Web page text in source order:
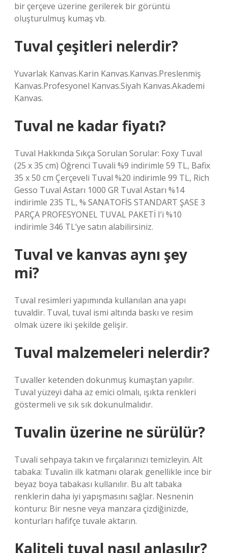
bir çerçeve üzerine gerilerek bir görüntü
oluşturulmuş kumaş vb.
Tuval çeşitleri nelerdir?
Yuvarlak Kanvas.Karin Kanvas.Kanvas.Preslenmiş
Kanvas.Profesyonel Kanvas.Siyah Kanvas.Akademi
Kanvas.
Tuval ne kadar fiyatı?
Tuval Hakkında Sıkça Sorulan Sorular: Foxy Tuval
(25 x 35 cm) Öğrenci Tuvali %9 indirimle 59 TL, Bafix
35 x 50 cm Çerçeveli Tuval %20 indirimle 99 TL, Rich
Gesso Tuval Astarı 1000 GR Tuval Astarı %14
indirimle 235 TL, % SANATOFİS STANDART ŞASE 3
PARÇA PROFESYONEL TUVAL PAKETİ I’i %10
indirimle 346 TL’ye satın alabilirsiniz.
Tuval ve kanvas aynı şey
mi?
Tuval resimleri yapımında kullanılan ana yapı
tuvaldir. Tuval, tuval ismi altında baskı ve resim
olmak üzere iki şekilde gelişir.
Tuval malzemeleri nelerdir?
Tuvaller ketenden dokunmuş kumaştan yapılır.
Tuval yüzeyi daha az emici olmalı, ışıkta renkleri
göstermeli ve sık sık dokunulmalıdır.
Tuvalin üzerine ne sürülür?
Tuvali sehpaya takın ve fırçalarınızı temizleyin. Alt
tabaka: Tuvalin ilk katmanı olarak genellikle ince bir
beyaz boya tabakası kullanılır. Bu alt tabaka
renklerin daha iyi yapışmasını sağlar. Nesnenin
konturu: Bir nesne veya manzara çizdiğinizde,
konturları hafifçe tuvale aktarın.
Kaliteli tuval nasıl anlaşılır?